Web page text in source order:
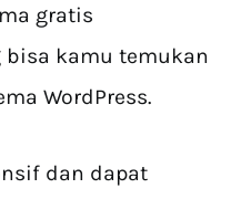
gratis
kamu temukan
WordPress.
dan dapat